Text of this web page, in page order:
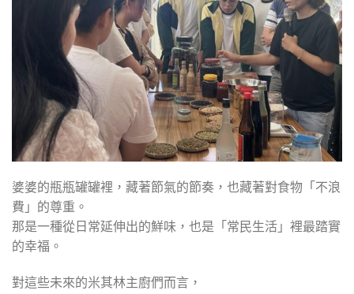
婆婆的瓶瓶罐罐裡，藏著節氣的節奏，也藏著對食物「不浪
費」的尊重。
那是一種從日常延伸出的鮮味，也是「常民生活」裡最踏實
的幸福。
對這些未來的米其林主廚們而言，